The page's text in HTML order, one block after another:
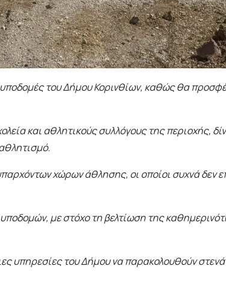
του Δήμου Κορινθίων, καθώς θα
και αθλητικούς συλλόγους της περιοχής,
χώρων άθλησης, οι οποίοι συχνά δεν
με στόχο τη βελτίωση της
υπηρεσίες του Δήμου να παρακολουθούν